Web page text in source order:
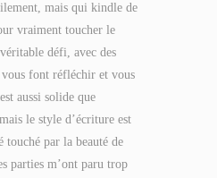
mais qui kindle de
vraiment toucher le
défi, avec des
vous font réfléchir et vous
aussi solide que
le style d’écriture est
touché par la beauté de
parties m’ont paru trop